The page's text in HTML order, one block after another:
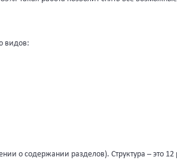
видов:
о содержании разделов). Структура – это